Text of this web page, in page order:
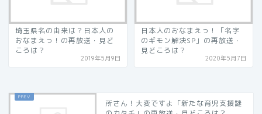
埼玉県名の由来は？日本人の
おなまえっ！の再放送・見ど
ころは？
2019年5月9日
日本人のおなまえっ！「名字
のギモン解決SP」の再放送・
見どころは？
2020年5月7日
所さん！大変ですよ「新たな育児支援謎